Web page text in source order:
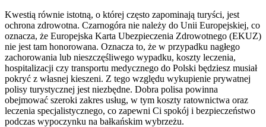
Kwestią równie istotną, o której często zapominają turyści, jest
ochrona zdrowotna. Czarnogóra nie należy do Unii Europejskiej, co
oznacza, że Europejska Karta Ubezpieczenia Zdrowotnego (EKUZ)
nie jest tam honorowana. Oznacza to, że w przypadku nagłego
zachorowania lub nieszczęśliwego wypadku, koszty leczenia,
hospitalizacji czy transportu medycznego do Polski będziesz musiał
pokryć z własnej kieszeni. Z tego względu wykupienie prywatnej
polisy turystycznej jest niezbędne. Dobra polisa powinna
obejmować szeroki zakres usług, w tym koszty ratownictwa oraz
leczenia specjalistycznego, co zapewni Ci spokój i bezpieczeństwo
podczas wypoczynku na bałkańskim wybrzeżu.